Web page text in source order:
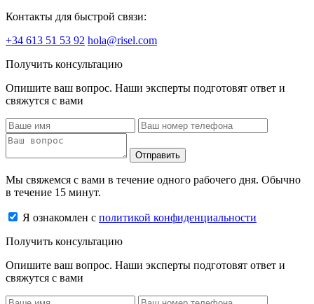
Контакты для быстрой связи:
+34 613 51 53 92 hola@risel.com
Получить консультацию
Опишите ваш вопрос. Наши эксперты подготовят ответ и
свяжутся с вами
Отправить
Мы свяжемся с вами в течение одного рабочего дня. Обычно
в течение 15 минут.
Я ознакомлен с политикой конфиденциальности
Получить консультацию
Опишите ваш вопрос. Наши эксперты подготовят ответ и
свяжутся с вами